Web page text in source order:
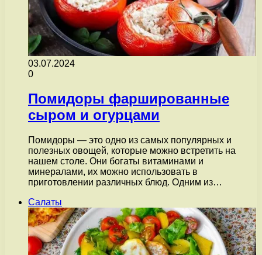
03.07.2024
0
Помидоры фаршированные
сыром и огурцами
Помидоры — это одно из самых популярных и
полезных овощей, которые можно встретить на
нашем столе. Они богаты витаминами и
минералами, их можно использовать в
приготовлении различных блюд. Одним из…
Салаты